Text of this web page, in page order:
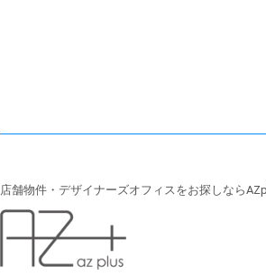
店舗物件・デザイナーズオフィスをお探しなら